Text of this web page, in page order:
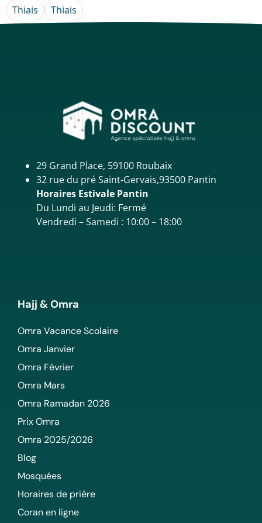
Thiais
Thiais
29 Grand Place, 59100 Roubaix
32 rue du pré Saint-Gervais,93500 Pantin
Horaires Estivale Pantin
Du Lundi au Jeudi: Fermé
Vendredi – Samedi : 10:00 – 18:00
Hajj & Omra
Omra Vacance Scolaire
Omra Janvier
Omra Février
Omra Mars
Omra Ramadan 2026
Prix Omra
Omra 2025/2026
Blog
Mosquées
Horaires de prière
Coran en ligne